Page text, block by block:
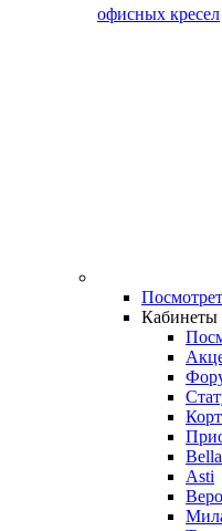
офисных кресел
Кабинеты
Asti